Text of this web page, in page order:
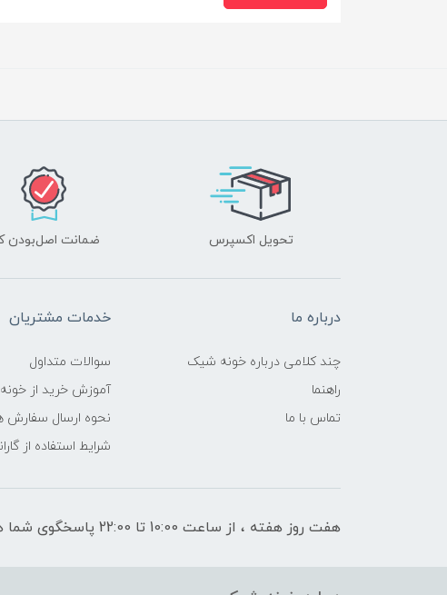
تحویل اکسپرس ضمانت اصل‌بودن
درباره ما
چند کلامی درباره خونه شیک
راهنما
تماس با ما
خدمات مشتریان
سوالات متداول
آموزش خرید از
نحوه ارسال سفارش
شرایط استفاده از
هفت روز هفته ، از ساعت 10:00 تا 22:00 پاسخگوی شما هستیم